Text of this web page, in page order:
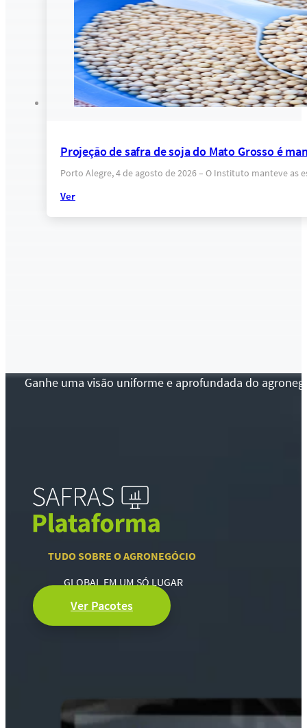
Projeção de safra de soja do Mato Grosso é
Porto Alegre, 4 de agosto de 2026 – O Instituto manteve as
Ver
Ganhe uma visão uniforme e aprofundada do
TUDO SOBRE O AGRONEGÓCIO
GLOBAL EM UM SÓ LUGAR
Ver Pacotes